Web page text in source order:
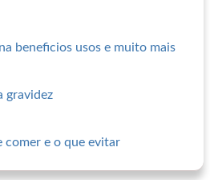
beneficios usos e muito mais
gravidez
comer e o que evitar